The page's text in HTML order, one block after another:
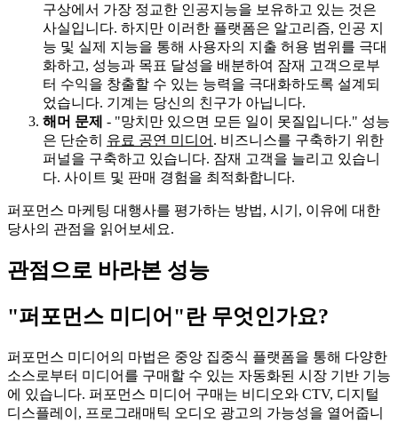
구상에서 가장 정교한 인공지능을 보유하고 있는 것은
사실입니다. 하지만 이러한 플랫폼은 알고리즘, 인공 지
능 및 실제 지능을 통해 사용자의 지출 허용 범위를 극대
화하고, 성능과 목표 달성을 배분하여 잠재 고객으로부
터 수익을 창출할 수 있는 능력을 극대화하도록 설계되
었습니다. 기계는 당신의 친구가 아닙니다.
해머 문제 - "망치만 있으면 모든 일이 못질입니다." 성능
은 단순히 유료 공연 미디어 . 비즈니스를 구축하기 위한
퍼널을 구축하고 있습니다. 잠재 고객을 늘리고 있습니
다. 사이트 및 판매 경험을 최적화합니다.
퍼포먼스 마케팅 대행사를 평가하는 방법, 시기, 이유에 대한
당사의 관점을 읽어보세요.
관점으로 바라본 성능
"퍼포먼스 미디어"란 무엇인가요?
퍼포먼스 미디어의 마법은 중앙 집중식 플랫폼을 통해 다양한
소스로부터 미디어를 구매할 수 있는 자동화된 시장 기반 기능
에 있습니다. 퍼포먼스 미디어 구매는 비디오와 CTV, 디지털
디스플레이, 프로그래매틱 오디오 광고의 가능성을 열어줍니